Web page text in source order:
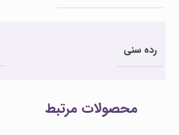
رده سنی
محصولات مرتبط